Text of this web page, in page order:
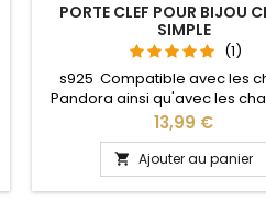
PORTE CLEF POUR BIJOU
SIMPLE
(1)
s925 Compatible avec les
Pandora ainsi qu'avec les
notre site idéal pour : Noël,
Valentin, anniversaire,
mariage L'ouverture pour les
se fait au niveau de la
Prix
13,99 €
 Ajouter au panier